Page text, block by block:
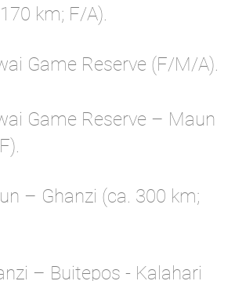
km; F/A).
Game Reserve (F/M/A).
Game Reserve – Maun
– Ghanzi (ca. 300 km;
– Buitepos - Kalahari